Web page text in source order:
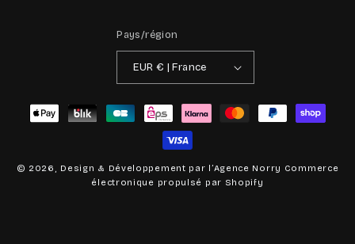
Pays/région
EUR € | France
Moyens
© 2026, Design & Développement par l’Agence Norry Commerce
électronique propulsé par Shopify